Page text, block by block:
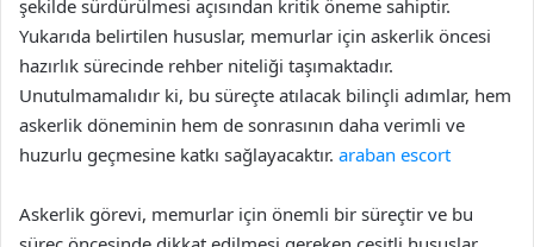
şekilde sürdürülmesi açısından kritik öneme sahiptir.
Yukarıda belirtilen hususlar, memurlar için askerlik öncesi
hazırlık sürecinde rehber niteliği taşımaktadır.
Unutulmamalıdır ki, bu süreçte atılacak bilinçli adımlar, hem
askerlik döneminin hem de sonrasının daha verimli ve
huzurlu geçmesine katkı sağlayacaktır. araban escort
Askerlik görevi, memurlar için önemli bir süreçtir ve bu